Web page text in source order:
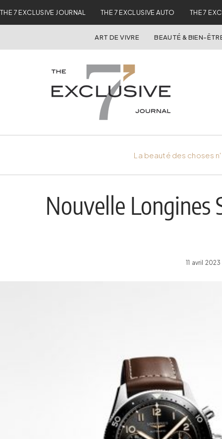
THE 7 EXCLUSIVE JOURNAL THE 7 EXCLUSIVE AUTO THE 7
ART DE VIVRE BEAUTÉ & BIEN-
La beauté des choses
Nouvelle Longines
11 avril